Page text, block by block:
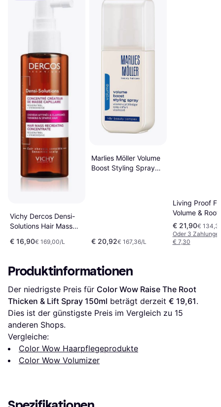
Vichy Dercos Densi-
Solutions Hair Mass
Concentrate 100ml
€ 16,90€ 169,00/L
Marlies Möller Volume
Boost Styling Spray
€ 20,92€ 167,36/L
Living Proof
Volume &
Spray 163ml
€ 21,90€
Oder 3
€ 7,30
Produktinformationen
Der niedrigste Preis für Color Wow Raise The Root
Thicken & Lift Spray 150ml beträgt derzeit € 19,61.
Dies ist der günstigste Preis im Vergleich zu 15
anderen Shops.
Vergleiche:
Color Wow Haarpflegeprodukte
Color Wow Volumizer